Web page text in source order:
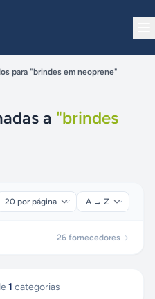
para "brindes em neoprene"
a "brindes
26 fornecedores
1 categorias